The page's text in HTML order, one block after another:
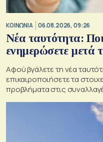
ΚΟΙΝΩΝΙΑ 06.08.2026, 09:26
Νέα ταυτότητα:
ενημερώσετε μετά
Αφού βγάλετε τη νέα
επικαιροποιήσετε τα
προβλήματα στις